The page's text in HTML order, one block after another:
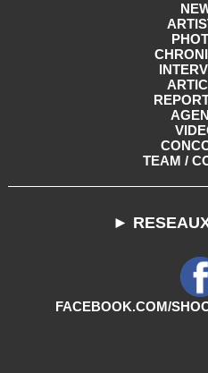
TEAM /
►
FACEBOOK.COM/